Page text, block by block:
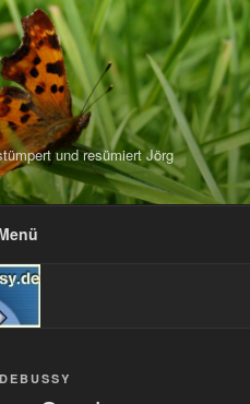
und resümiert Jörg
DEBUSSY